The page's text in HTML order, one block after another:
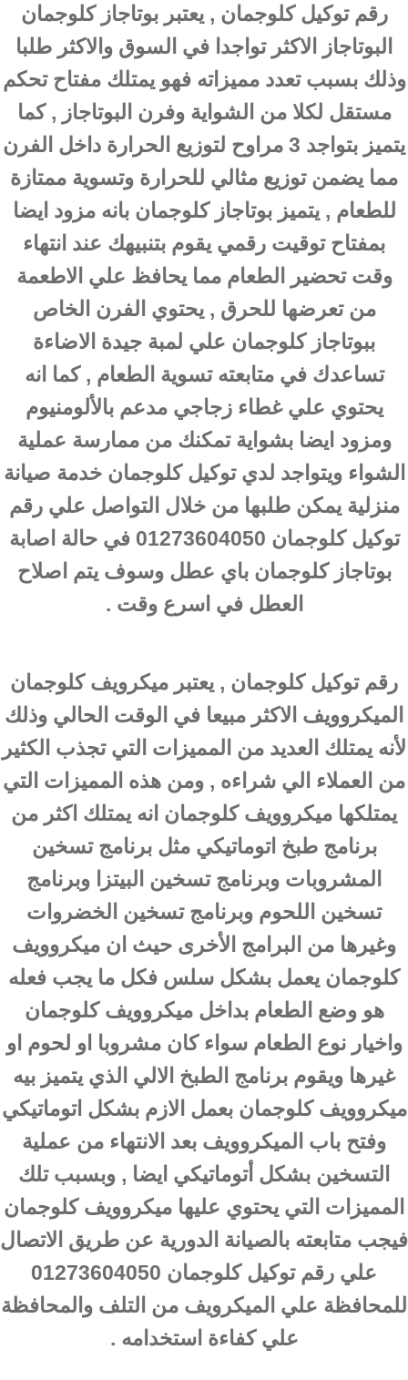
رقم توكيل كلوجمان , يعتبر بوتاجاز كلوجمان
البوتاجاز الاكثر تواجدا في السوق والاكثر طلبا
وذلك بسبب تعدد مميزاته فهو يمتلك مفتاح تحكم
مستقل لكلا من الشواية وفرن البوتاجاز , كما
يتميز بتواجد 3 مراوح لتوزيع الحرارة داخل الفرن
مما يضمن توزيع مثالي للحرارة وتسوية ممتازة
للطعام , يتميز بوتاجاز كلوجمان بانه مزود ايضا
بمفتاح توقيت رقمي يقوم بتنبيهك عند انتهاء
وقت تحضير الطعام مما يحافظ علي الاطعمة
من تعرضها للحرق , يحتوي الفرن الخاص
ببوتاجاز كلوجمان علي لمبة جيدة الاضاءة
تساعدك في متابعته تسوية الطعام , كما انه
يحتوي علي غطاء زجاجي مدعم بالألومنيوم
ومزود ايضا بشواية تمكنك من ممارسة عملية
الشواء ويتواجد لدي توكيل كلوجمان خدمة صيانة
منزلية يمكن طلبها من خلال التواصل علي رقم
توكيل كلوجمان 01273604050 في حالة اصابة
بوتاجاز كلوجمان باي عطل وسوف يتم اصلاح
العطل في اسرع وقت .
رقم توكيل كلوجمان , يعتبر ميكرويف كلوجمان
الميكروويف الاكثر مبيعا في الوقت الحالي وذلك
لأنه يمتلك العديد من المميزات التي تجذب الكثير
من العملاء الي شراءه , ومن هذه المميزات التي
يمتلكها ميكروويف كلوجمان انه يمتلك اكثر من
برنامج طبخ اتوماتيكي مثل برنامج تسخين
المشروبات وبرنامج تسخين البيتزا وبرنامج
تسخين اللحوم وبرنامج تسخين الخضروات
وغيرها من البرامج الأخرى حيث ان ميكروويف
كلوجمان يعمل بشكل سلس فكل ما يجب فعله
هو وضع الطعام بداخل ميكروويف كلوجمان
واخيار نوع الطعام سواء كان مشروبا او لحوم او
غيرها ويقوم برنامج الطبخ الالي الذي يتميز بيه
ميكروويف كلوجمان بعمل الازم بشكل اتوماتيكي
وفتح باب الميكروويف بعد الانتهاء من عملية
التسخين بشكل أتوماتيكي ايضا , وبسبب تلك
المميزات التي يحتوي عليها ميكروويف كلوجمان
فيجب متابعته بالصيانة الدورية عن طريق الاتصال
علي رقم توكيل كلوجمان 01273604050
للمحافظة علي الميكرويف من التلف والمحافظة
علي كفاءة استخدامه .